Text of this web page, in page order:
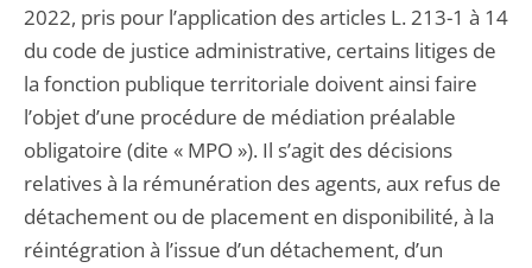
2022, pris pour l’application des articles L. 213-1 à 14
du code de justice administrative, certains litiges de
la fonction publique territoriale doivent ainsi faire
l’objet d’une procédure de médiation préalable
obligatoire (dite « MPO »). Il s’agit des décisions
relatives à la rémunération des agents, aux refus de
détachement ou de placement en disponibilité, à la
réintégration à l’issue d’un détachement, d’un